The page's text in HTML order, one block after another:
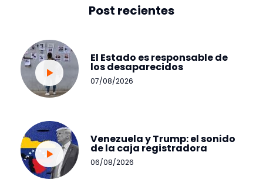
Post recientes
El Estado es responsable de
los desaparecidos
07/08/2026
Venezuela y Trump: el sonido
de la caja registradora
06/08/2026